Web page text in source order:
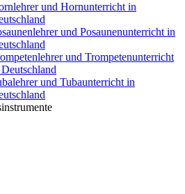
und Hornunterricht in
und Posaunenunterricht in
und Trompetenunterricht
und Tubaunterricht in